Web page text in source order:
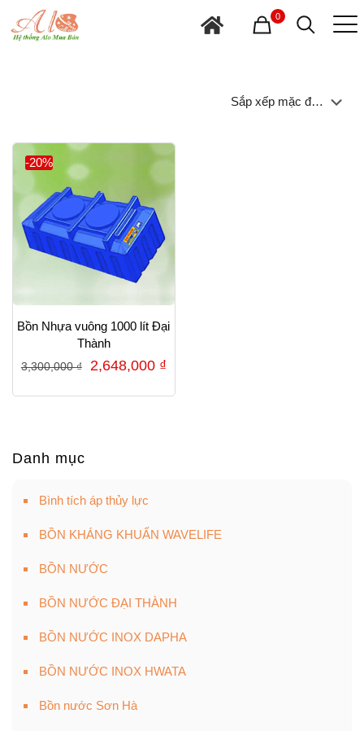
0
-20%
Bồn Nhựa vuông 1000 lít Đại
Thành
3,300,000₫
Giá
2,648,000 ₫Giá
Danh mục
Bình tích áp thủy lực
BỒN KHÁNG KHUẨN WAVELIFE
BỒN NƯỚC
BỒN NƯỚC ĐẠI THÀNH
BỒN NƯỚC INOX DAPHA
BỒN NƯỚC INOX HWATA
Bồn nước Sơn Hà